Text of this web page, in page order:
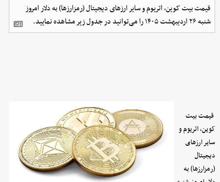
قیمت بیت کوین، اتریوم و سایر ارز‌های دیجیتال (رمزارزها) به دلار امروز
شنبه ۲۶ اردیبهشت ۱۴۰۵ را می‌توانید در جدول زیر مشاهده نمایید.
قیمت بیت
کوین، اتریوم و
سایر ارز‌های
دیجیتال
(رمزارزها) به